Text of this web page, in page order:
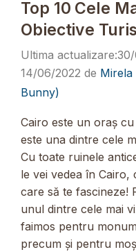
Top 10 Cele
Obiective
14/06/2022 de Mirela
Bunny)
Cairo este un oraș
este una dintre cele
Cu toate ruinele
le vei vedea în Cairo,
care să te fascineze!
unul dintre cele mai
faimos pentru
precum și pentru